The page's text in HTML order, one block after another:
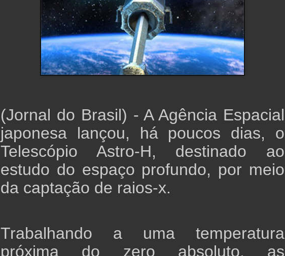
(Jornal do Brasil) - A Agência Espacial
japonesa lançou, há poucos dias, o
Telescópio Astro-H, destinado ao
estudo do espaço profundo, por meio
da captação de raios-x.
Trabalhando a uma temperatura
próxima do zero absoluto, as